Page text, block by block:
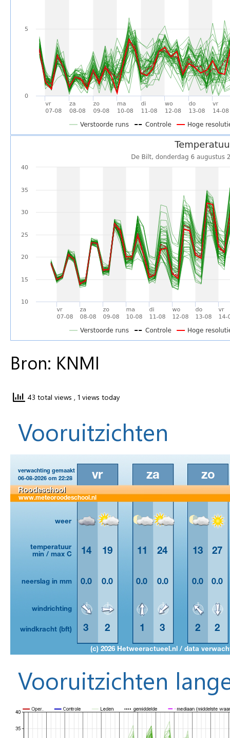
Bron: KNMI
43 total views , 1 views today
Vooruitzichten
Vooruitzichten